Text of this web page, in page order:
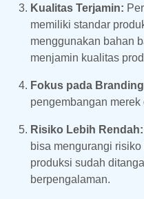
Kualitas Terjamin:
memiliki standar
menggunakan bahan
menjamin kualitas
Fokus pada
pengembangan
Risiko Lebih Rendah:
bisa mengurangi
produksi sudah
berpengalaman.